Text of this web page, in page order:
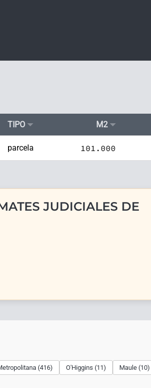
TIPO M2
parcela 101.000
JUDICIALES DE
(416) O'Higgins (11) Maule (10)